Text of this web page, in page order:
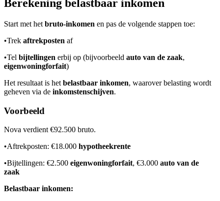
Berekening belastbaar inkomen
Start met het bruto-inkomen en pas de volgende stappen toe:
•Trek aftrekposten af
•Tel bijtellingen erbij op (bijvoorbeeld auto van de zaak,
eigenwoningforfait)
Het resultaat is het belastbaar inkomen, waarover belasting wordt
geheven via de inkomstenschijven.
Voorbeeld
Nova verdient €92.500 bruto.
•Aftrekposten: €18.000 hypotheekrente
•Bijtellingen: €2.500 eigenwoningforfait, €3.000 auto van de
zaak
Belastbaar inkomen: